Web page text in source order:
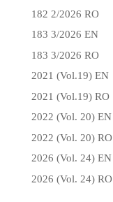
182 2/2026 RO
183 3/2026 EN
183 3/2026 RO
2021 (Vol.19) EN
2021 (Vol.19) RO
2022 (Vol. 20) EN
2022 (Vol. 20) RO
2026 (Vol. 24) EN
2026 (Vol. 24) RO